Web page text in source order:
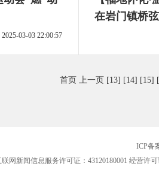
2025-03-03 22:00:57
在岩门镇桥
首页 上一页 [13] [14] [15]
ICP备
联网新闻信息服务许可证：43120180001 经营许可